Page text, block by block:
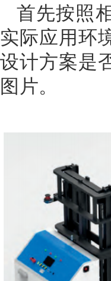
首先按照
实际应用环
设计方案是
图片。